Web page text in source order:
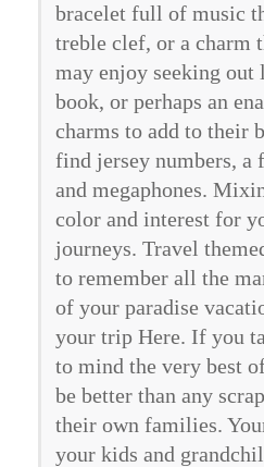
bracelet full of music
treble clef, or a charm
may enjoy seeking
book, or perhaps an
charms to add to their
find jersey numbers, a
and megaphones.
color and interest for
journeys. Travel
to remember all the
of your paradise
your trip Here. If you
to mind the very best
be better than any
their own families.
your kids and